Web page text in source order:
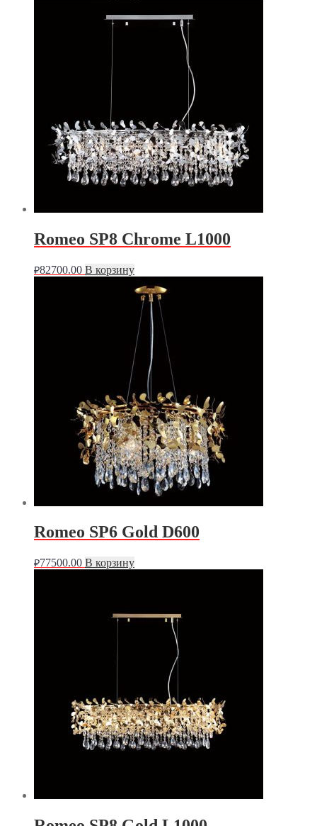
Romeo SP8 Chrome L1000
₽82700.00 В корзину
Romeo SP6 Gold D600
₽77500.00 В корзину